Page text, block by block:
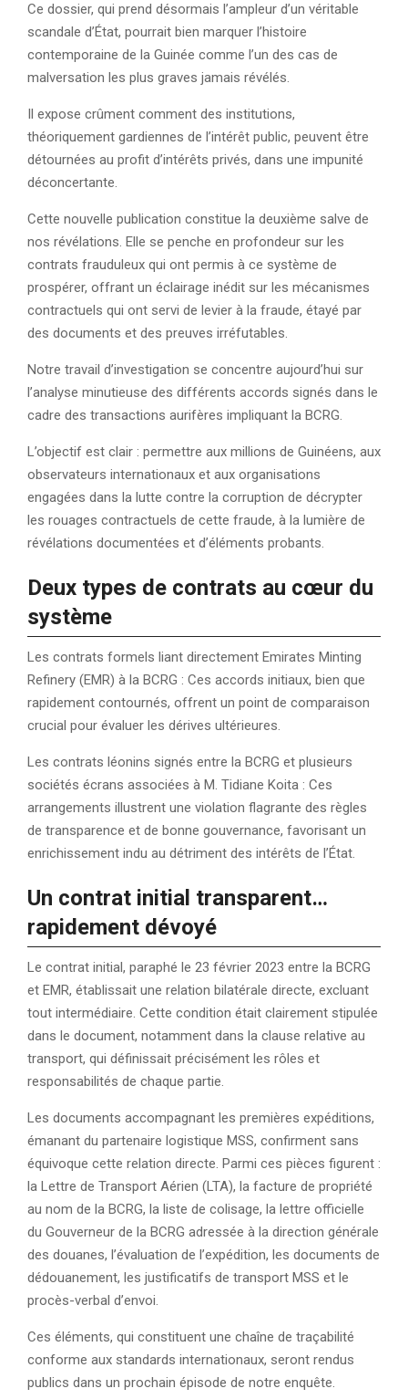
Ce dossier, qui prend désormais l’ampleur d’un véritable
scandale d’État, pourrait bien marquer l’histoire
contemporaine de la Guinée comme l’un des cas de
malversation les plus graves jamais révélés.
Il expose crûment comment des institutions,
théoriquement gardiennes de l’intérêt public, peuvent être
détournées au profit d’intérêts privés, dans une impunité
déconcertante.
Cette nouvelle publication constitue la deuxième salve de
nos révélations. Elle se penche en profondeur sur les
contrats frauduleux qui ont permis à ce système de
prospérer, offrant un éclairage inédit sur les mécanismes
contractuels qui ont servi de levier à la fraude, étayé par
des documents et des preuves irréfutables.
Notre travail d’investigation se concentre aujourd’hui sur
l’analyse minutieuse des différents accords signés dans le
cadre des transactions aurifères impliquant la BCRG.
L’objectif est clair : permettre aux millions de Guinéens, aux
observateurs internationaux et aux organisations
engagées dans la lutte contre la corruption de décrypter
les rouages contractuels de cette fraude, à la lumière de
révélations documentées et d’éléments probants.
Deux types de contrats au cœur du
système
Les contrats formels liant directement Emirates Minting
Refinery (EMR) à la BCRG : Ces accords initiaux, bien que
rapidement contournés, offrent un point de comparaison
crucial pour évaluer les dérives ultérieures.
Les contrats léonins signés entre la BCRG et plusieurs
sociétés écrans associées à M. Tidiane Koita : Ces
arrangements illustrent une violation flagrante des règles
de transparence et de bonne gouvernance, favorisant un
enrichissement indu au détriment des intérêts de l’État.
Un contrat initial transparent…
rapidement dévoyé
Le contrat initial, paraphé le 23 février 2023 entre la BCRG
et EMR, établissait une relation bilatérale directe, excluant
tout intermédiaire. Cette condition était clairement stipulée
dans le document, notamment dans la clause relative au
transport, qui définissait précisément les rôles et
responsabilités de chaque partie.
Les documents accompagnant les premières expéditions,
émanant du partenaire logistique MSS, confirment sans
équivoque cette relation directe. Parmi ces pièces figurent :
la Lettre de Transport Aérien (LTA), la facture de propriété
au nom de la BCRG, la liste de colisage, la lettre officielle
du Gouverneur de la BCRG adressée à la direction générale
des douanes, l’évaluation de l’expédition, les documents de
dédouanement, les justificatifs de transport MSS et le
procès-verbal d’envoi.
Ces éléments, qui constituent une chaîne de traçabilité
conforme aux standards internationaux, seront rendus
publics dans un prochain épisode de notre enquête.